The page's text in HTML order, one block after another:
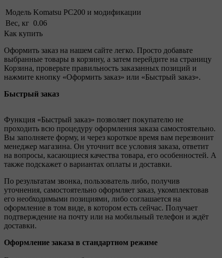
Модель Komatsu PC200 и модификации
Вес, кг 0.06
Как купить
Оформить заказ на нашем сайте легко. Просто добавьте
выбранные товары в корзину, а затем перейдите на страницу
Корзина, проверьте правильность заказанных позиций и
нажмите кнопку «Оформить заказ» или «Быстрый заказ».
Быстрый заказ
Функция «Быстрый заказ» позволяет покупателю не
проходить всю процедуру оформления заказа самостоятельно.
Вы заполняете форму, и через короткое время вам перезвонит
менеджер магазина. Он уточнит все условия заказа, ответит
на вопросы, касающиеся качества товара, его особенностей. А
также подскажет о вариантах оплаты и доставки.
По результатам звонка, пользователь либо, получив
уточнения, самостоятельно оформляет заказ, укомплектовав
его необходимыми позициями, либо соглашается на
оформление в том виде, в котором есть сейчас. Получает
подтверждение на почту или на мобильный телефон и ждёт
доставки.
Оформление заказа в стандартном режиме